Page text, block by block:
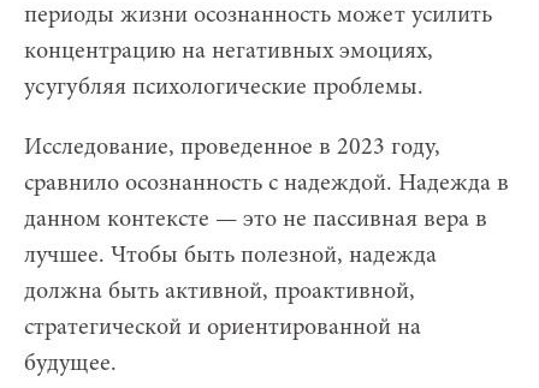
периоды жизни осознанность может усилить
концентрацию на негативных эмоциях,
усугубляя психологические проблемы.
Исследование, проведенное в 2023 году,
сравнило осознанность с надеждой. Надежда в
данном контексте — это не пассивная вера в
лучшее. Чтобы быть полезной, надежда
должна быть активной, проактивной,
стратегической и ориентированной на
будущее.